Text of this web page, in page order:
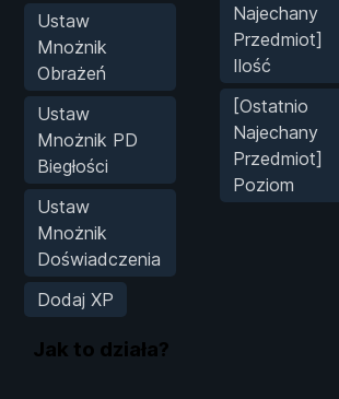
Ustaw
Mnożnik
Obrażeń
Ustaw
Mnożnik PD
Biegłości
Ustaw
Mnożnik
Doświadczenia
Dodaj XP
Najechany
Przedmiot]
Ilość
[Ostatnio
Najechany
Przedmiot]
Poziom
Jak to działa?